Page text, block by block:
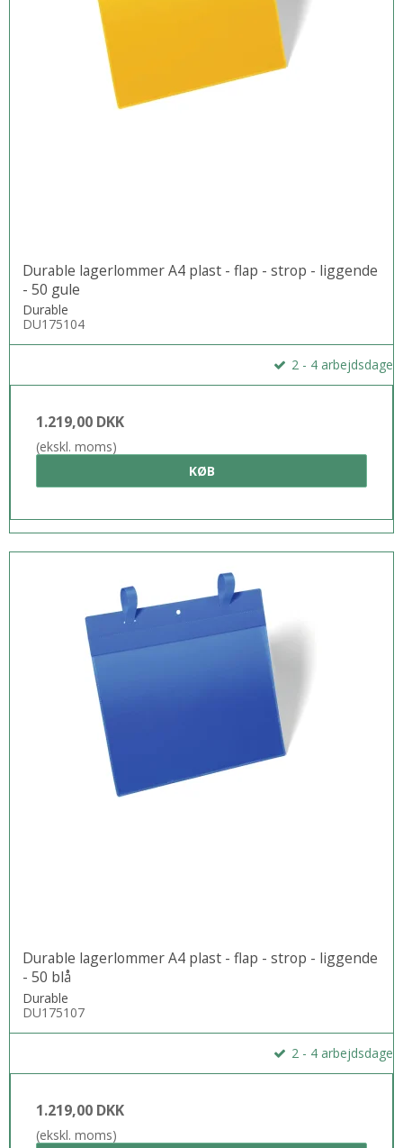
Durable lagerlommer A4 plast - flap - strop - liggende
- 50 gule
Durable
DU175104
2 - 4 arbejdsdage
1.219,00 DKK
(ekskl. moms)
KØB
Durable lagerlommer A4 plast - flap - strop - liggende
- 50 blå
Durable
DU175107
2 - 4 arbejdsdage
1.219,00 DKK
(ekskl. moms)